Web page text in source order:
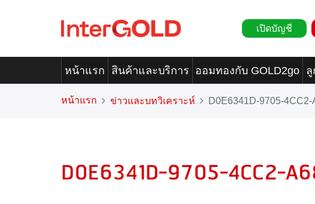
เปิดบัญชี
หน้าแรก สินค้าและบริการ ออมทองกับ GOLD2go ลู
หน้าแรก ข่าวและบทวิเคราะห์ D0E6341D-9705-
D0E6341D-9705-4CC2-